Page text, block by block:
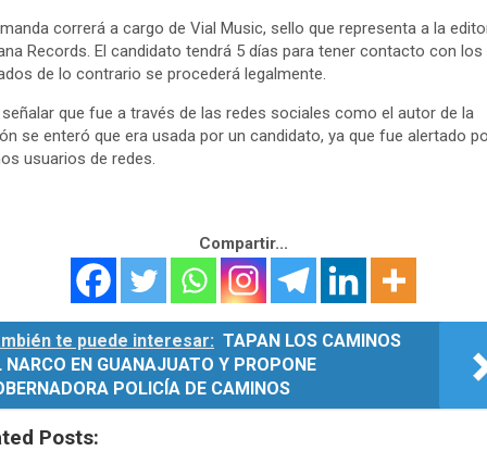
correrá a cargo de Vial Music, sello que representa a la
Records. El candidato tendrá 5 días para tener contacto con los
de lo contrario se procederá legalmente.
señalar que fue a través de las redes sociales como el autor de la
se enteró que era usada por un candidato, ya que fue alertado
usuarios de redes.
Compartir...
te puede interesar: TAPAN LOS CAMINOS
NARCO EN GUANAJUATO Y PROPONE
POLICÍA DE CAMINOS
Posts: